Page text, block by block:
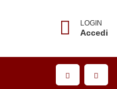
LOGIN
Accedi